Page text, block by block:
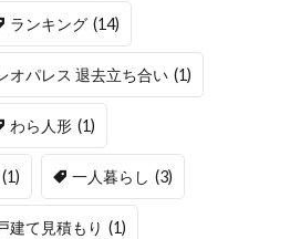
ランキング (14)
オパレス 退去立ち合い (1)
わら人形 (1)
(1) 一人暮らし (3)
建て見積もり (1)